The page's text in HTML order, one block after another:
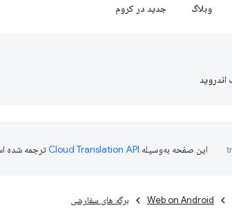
وبلاگ جدید در کروم
اندروید
این صفحه به‌وسیله ترجمه شده
Web on Android برگه های سفارشی